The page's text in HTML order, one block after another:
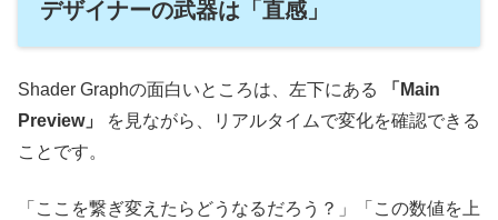
デザイナーの武器は「直感」
Shader Graphの面白いところは、左下にある
「Main
Preview」
を見ながら、リアルタイムで変化を確認できる
ことです。
「ここを繋ぎ変えたらどうなるだろう？」「この数値を上